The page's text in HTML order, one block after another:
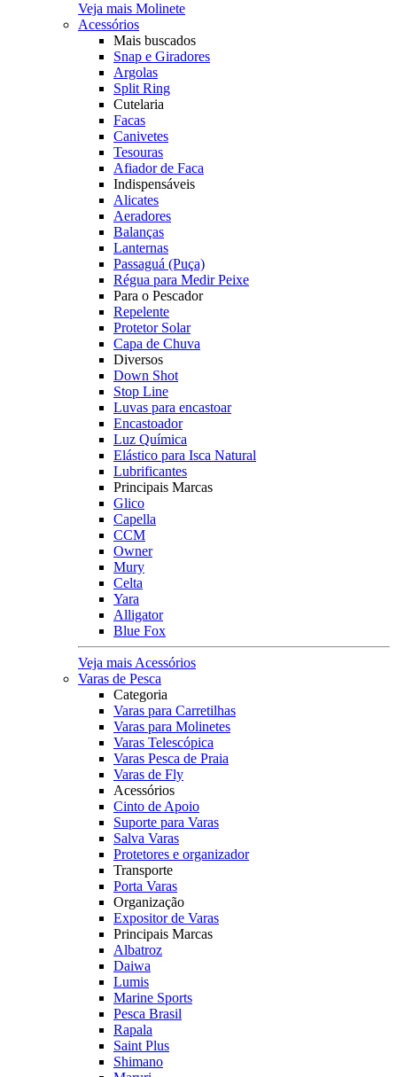
Veja mais Molinete
Acessórios
Mais buscados
Snap e Giradores
Argolas
Split Ring
Cutelaria
Facas
Canivetes
Tesouras
Afiador de Faca
Indispensáveis
Alicates
Aeradores
Balanças
Lanternas
Passaguá (Puça)
Régua para Medir Peixe
Para o Pescador
Repelente
Protetor Solar
Capa de Chuva
Diversos
Down Shot
Stop Line
Luvas para encastoar
Encastoador
Luz Química
Elástico para Isca Natural
Lubrificantes
Principais Marcas
Glico
Capella
CCM
Owner
Mury
Celta
Yara
Alligator
Blue Fox
Veja mais Acessórios
Varas de Pesca
Categoria
Varas para Carretilhas
Varas para Molinetes
Varas Telescópica
Varas Pesca de Praia
Varas de Fly
Acessórios
Cinto de Apoio
Suporte para Varas
Salva Varas
Protetores e organizador
Transporte
Porta Varas
Organização
Expositor de Varas
Principais Marcas
Albatroz
Daiwa
Lumis
Marine Sports
Pesca Brasil
Rapala
Saint Plus
Shimano